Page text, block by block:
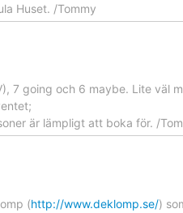
Huset. /Tommy
7 going och 6 maybe. Lite väl
är lämpligt att boka för. /
(http://www.deklomp.se/)